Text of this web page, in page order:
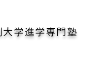
学進学専門塾